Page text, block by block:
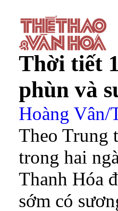
Thời tiết
phùn và
Hoàng
Theo Trung
trong hai
Thanh Hóa
sớm có